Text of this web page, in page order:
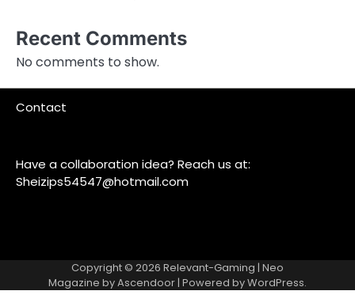
Recent Comments
No comments to show.
Contact
Have a collaboration idea? Reach us at:
Sheizips54547@hotmail.com
Copyright © 2026 Relevant-Gaming | Neo
Magazine byAscendoor | Powered byWordPress.